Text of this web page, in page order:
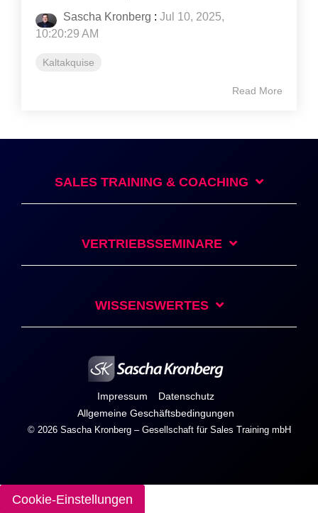
Sascha Kronberg : Jul 10, 2025,
10:20:29 AM
Kaltakquise
Read More
SALES TRAINING & COACHING
VERTRIEBSSEMINARE
WISSENSWERTES
Impressum
Datenschutz
Allgemeine Geschäftsbedingungen
© 2026 Sascha Kronberg – Gesellschaft für Sales Training mbH
Cookie-Einstellungen